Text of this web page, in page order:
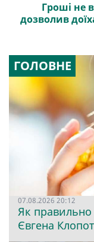
Гроші не
дозволив
ГОЛОВНЕ
07.08.2026 20:12
Як правильно
Євгена